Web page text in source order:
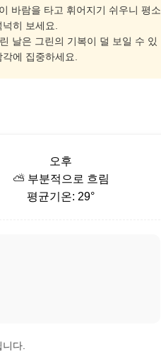
바람을 타고 휘어지기 쉬우니 평소
히 보세요.
날은 그린의 기복이 덜 보일 수 있
에 집중하세요.
오후
⛅ 부분적으로 흐림
평균기온: 29°
다.